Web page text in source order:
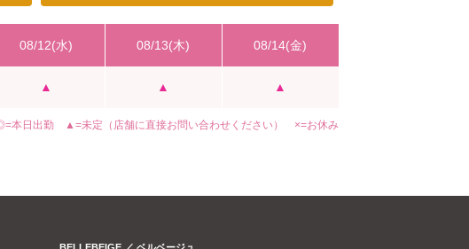
08/12(水) 08/13(木) 08/14(金)
▲ ▲ ▲
本日出勤 ▲=未定（店舗に直接お問い合わせください） ×=お休み